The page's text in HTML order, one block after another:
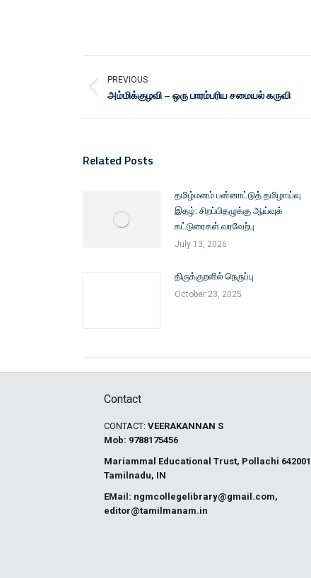
PREVIOUS
அம்மிக்குழவி – ஒரு பாரம்பரிய சமையல் கருவி
Related Posts
தமிழ்மனம் பன்னாட்டுத் தமிழாய்வு
இதழ்: சிறப்பிதழுக்கு ஆய்வுக்
கட்டுரைகள் வரவேற்பு
July 13, 2026
திருக்குறளில் நெருப்பு
October 23, 2025
Contact
CONTACT: VEERAKANNAN S
Mob: 9788175456
Mariammal Educational Trust, Pollachi
Tamilnadu, IN
EMail: ngmcollegelibrary@gmail.com,
editor@tamilmanam.in